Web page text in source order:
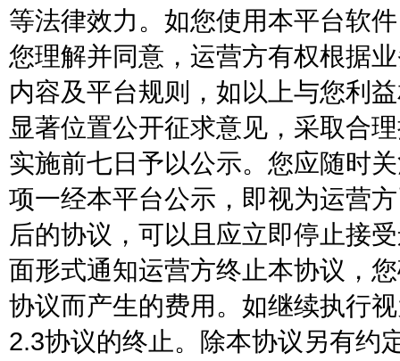
等法律效力。如您使用本平台软
您理解并同意，运营方有权根据
内容及平台规则，如以上与您利
显著位置公开征求意见，采取合
实施前七日予以公示。您应随时
项一经本平台公示，即视为运营
后的协议，可以且应立即停止接
面形式通知运营方终止本协议，
协议而产生的费用。如继续执行
2.3协议的终止。除本协议另有约